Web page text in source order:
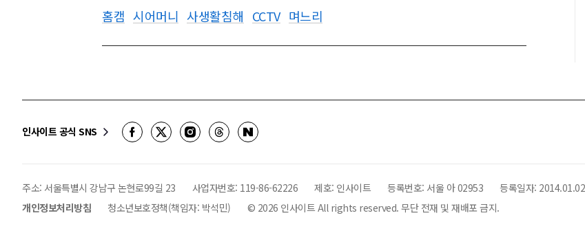
홈캠 시어머니 사생활침해 CCTV 며느리
인사이트 공식 SNS
주소: 서울특별시 강남구 논현로99길 23 사업자번호: 119-86-62226 제호: 인사이트 등록번호: 서울 아 02953 등록일자: 2014.01.02
개인정보처리방침
청소년보호정책(책임자: 박석민) © 2026 인사이트 All rights reserved. 무단 전재 및 재배포 금지.